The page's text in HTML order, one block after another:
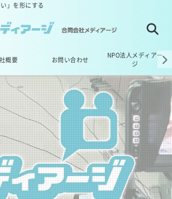
」を形にする
概要 お問い合わせ
NPO法人メディアー
ジ